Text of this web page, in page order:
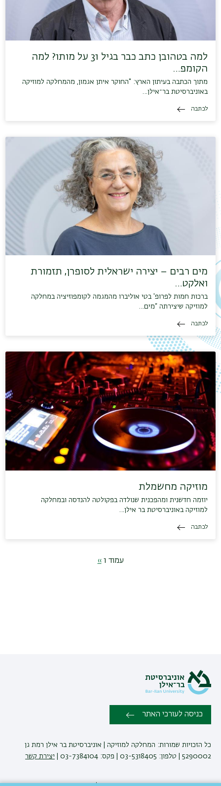
למה בטהובן כתב כבר בגיל 31 על מותו? למה
הקומפ…
מתוך הכתבה בעיתון הארץ: "החוקר איתן אגמון, מהמחלקה למוזיקה
באוניברסיטת בר־אילן…
לכתבה
מים רבים – יצירה ישראלית לסופרן, תזמורת
ואלקט…
ברכות חמות לפרופ' בטי אוליברו מהמגמה לקומפוזיציה במחלקה
למוזיקה שיצירתה “מים…
לכתבה
מוזיקה מחשמלת
יוזמה חדשנית ומהפכנית שנולדה בפקולטה להנדסה ובמחלקה
למוזיקה באוניברסיטת בר אילן…
לכתבה
עמוד 1
הדף
››
כניסה לעורכי האתר
כל הזכויות שמורות: המחלקה למוזיקה | אוניברסיטת בר אילן רמת גן
5290002 | טלפון: 03-5318405 | פקס: 03-7384104 |
יצירת קשר